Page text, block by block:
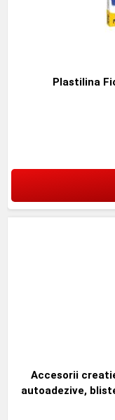
Plastilina
Accesorii
autoadezive,